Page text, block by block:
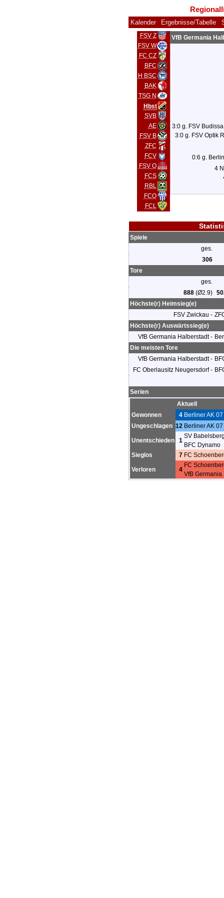
Kalender Ergebnisse/Tabelle
FSV Z
FSV W
FC CZ
BFC
H BSC
BAK
TSG N
Hbst
SVB
AE
FSV B
ZFC
FCV
FSV O
FCS
RBL
FCO
FCL
VfB Germania
3:0 g. FSV
3:0 g. FSV Optik
0:6 g.
4
Spiele
ges.
306
Tore
ges.
888(Ø2.9)
Höchste(r) Heimsieg(e)
FSV Zwickau -
Höchste(r) Auswärtssieg(e)
VfB Germania Halberstadt -
Die meisten Tore
VfB Germania Halberstadt -
FC Oberlausitz Neugersdorf -
Serien
Aktuell
Gewonnen
4 Berliner AK 07
Ungeschlagen 12 Berliner AK 07
Unentschieden 1
SV
BFC Dynamo
Sieglos
7 FC
Verloren 4
FC
VfB